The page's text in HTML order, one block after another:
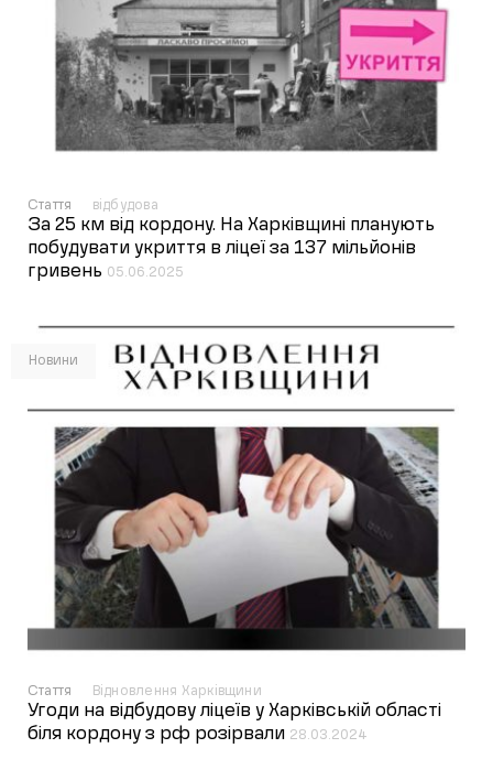
Стаття відбудова
За 25 км від кордону. На Харківщині планують
побудувати укриття в ліцеї за 137 мільйонів
гривень 05.06.2025
Новини
Стаття Відновлення Харківщини
Угоди на відбудову ліцеїв у Харківській області
біля кордону з рф розірвали 28.03.2024